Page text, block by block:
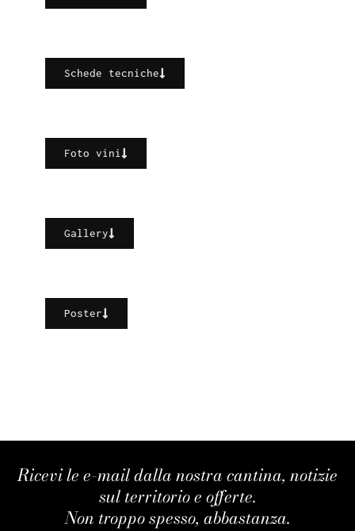
Schede tecniche
Foto vini
Gallery
Poster
Ricevi le e-mail dalla nostra cantina, notizie
sul territorio e offerte.
Non troppo spesso, abbastanza.